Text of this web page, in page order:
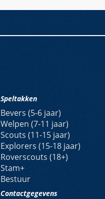
Speltakken
Bevers (5-6 jaar)
Welpen (7-11 jaar)
Scouts (11-15 jaar)
Explorers (15-18 jaar)
Roverscouts (18+)
Stam+
Bestuur
Contactgegevens